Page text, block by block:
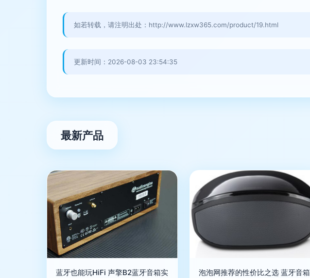
如若转载，请注明出处：http://www.lzxw365.com/product/19.html
更新时间：2026-08-03 23:54:35
最新产品
蓝牙也能玩HiFi 声擎B2蓝牙音箱实
泡泡网推荐的性价比之选 蓝牙音箱